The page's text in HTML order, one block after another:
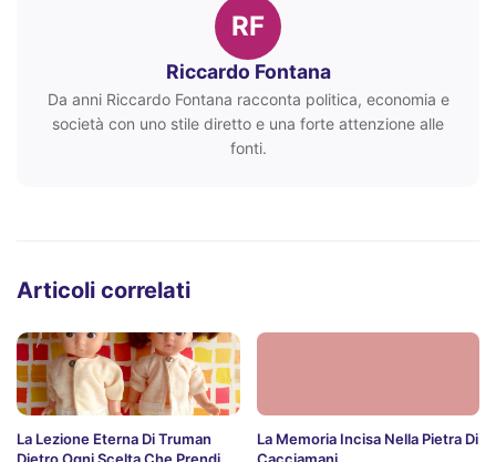
RF
Riccardo Fontana
Da anni Riccardo Fontana racconta politica, economia e
società con uno stile diretto e una forte attenzione alle
fonti.
Articoli correlati
La Lezione Eterna Di Truman
La Memoria Incisa Nella Pietra Di